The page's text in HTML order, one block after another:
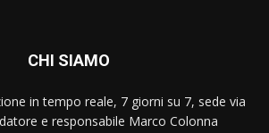
CHI SIAMO
in tempo reale, 7 giorni su 7, sede via
e responsabile Marco Colonna